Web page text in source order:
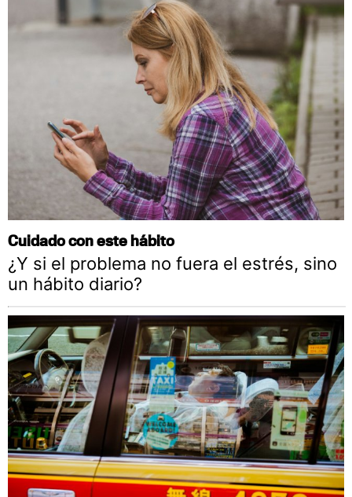
Cuidado con este hábito
¿Y si el problema no fuera el estrés, sino
un hábito diario?